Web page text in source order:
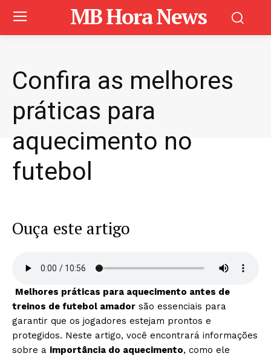
MB Hora News
Confira as melhores
práticas para
aquecimento no
futebol
Ouça este artigo
Melhores práticas para aquecimento antes de
treinos de futebol amador são essenciais para
garantir que os jogadores estejam prontos e
protegidos. Neste artigo, você encontrará informações
sobre a importância do aquecimento, como ele